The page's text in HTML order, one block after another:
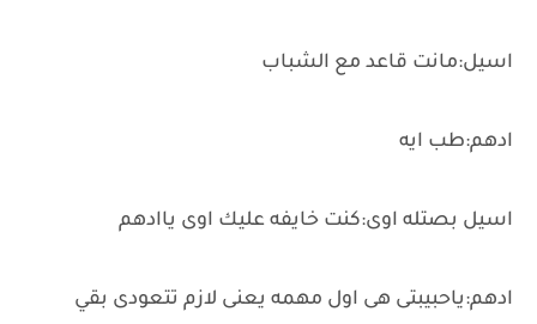
اسيل:مانت قاعد مع الشباب
ادهم:طب ايه
اسيل بصتله اوى:كنت خايفه عليك اوى ياادهم
ادهم:ياحبيبتى هى اول مهمه يعنى لازم تتعودى بقي